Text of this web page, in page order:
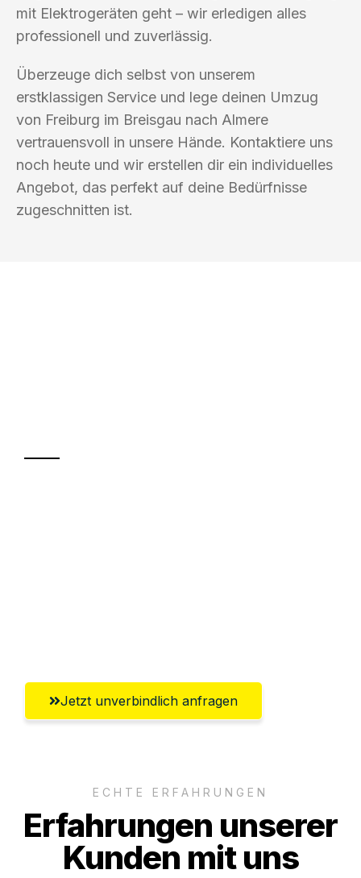
mit Elektrogeräten geht – wir erledigen alles
professionell und zuverlässig.
Überzeuge dich selbst von unserem
erstklassigen Service und lege deinen Umzug
von Freiburg im Breisgau nach Almere
vertrauensvoll in unsere Hände. Kontaktiere uns
noch heute und wir erstellen dir ein individuelles
Angebot, das perfekt auf deine Bedürfnisse
zugeschnitten ist.
Jetzt unverbindlich anfragen
ECHTE ERFAHRUNGEN
Erfahrungen unserer
Kunden mit uns